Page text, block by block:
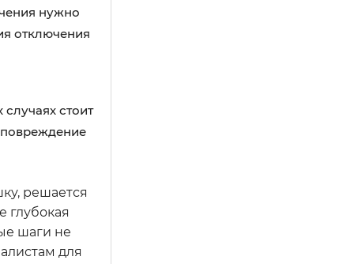
нужно
отключения
стоит
решается
глубокая
шаги не
для